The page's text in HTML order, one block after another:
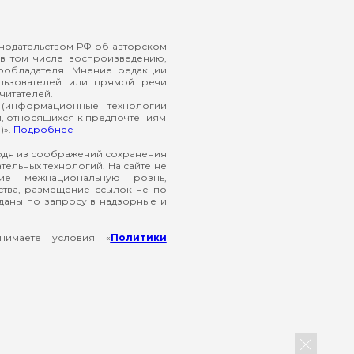
РФ об авторском
числе воспроизведению,
Мнение редакции
или прямой речи
технологии
относящихся к предпочтениям
Подробнее
из соображений сохранения
технологий. На сайте не
межнациональную рознь,
размещение ссылок не по
по запросу в надзорные и
условия «Политики
Закрыть